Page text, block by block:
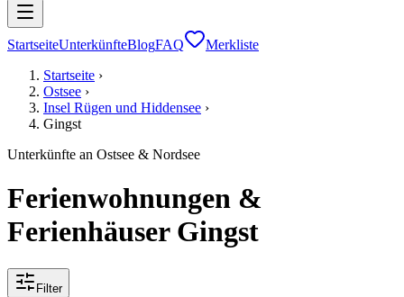
StartseiteUnterkünfteBlogFAQ
Merkliste
Startseite ›
Ostsee ›
Insel Rügen und Hiddensee ›
Gingst
Unterkünfte an Ostsee & Nordsee
Ferienwohnungen &
Ferienhäuser Gingst
Filter